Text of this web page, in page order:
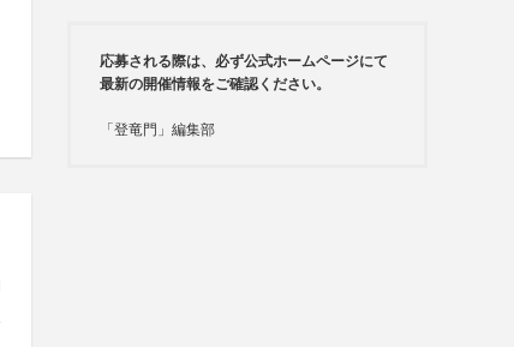
応募される際は、必ず公式ホームページにて
最新の開催情報をご確認ください。
「登竜門」編集部